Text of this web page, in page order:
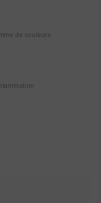
de couleurs